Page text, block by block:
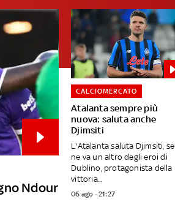
Ndour
Atalanta sempre più
nuova: saluta anche
Djimsiti
CALCIOMERCATO
L'Atalanta saluta Djimsiti, se
ne va un altro degli eroi di
Dublino, protagonista della
vittoria...
06 ago - 21:27